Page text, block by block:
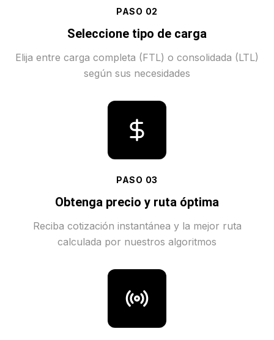
PASO 02
Seleccione tipo de carga
Elija entre carga completa (FTL) o consolidada (LTL)
según sus necesidades
PASO 03
Obtenga precio y ruta óptima
Reciba cotización instantánea y la mejor ruta
calculada por nuestros algoritmos